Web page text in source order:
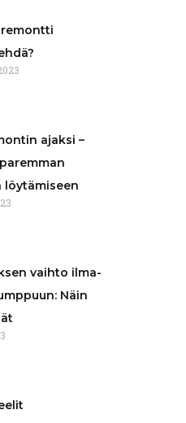
ajaksi –
löytämiseen
vaihto ilma-
Näin